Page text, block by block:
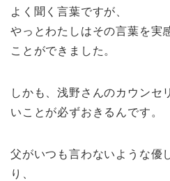
よく聞く言葉ですが、
やっとわたしはその言葉を実
ことができました。
しかも、浅野さんのカウンセ
いことが必ずおきるんです。
父がいつも言わないような優
り、